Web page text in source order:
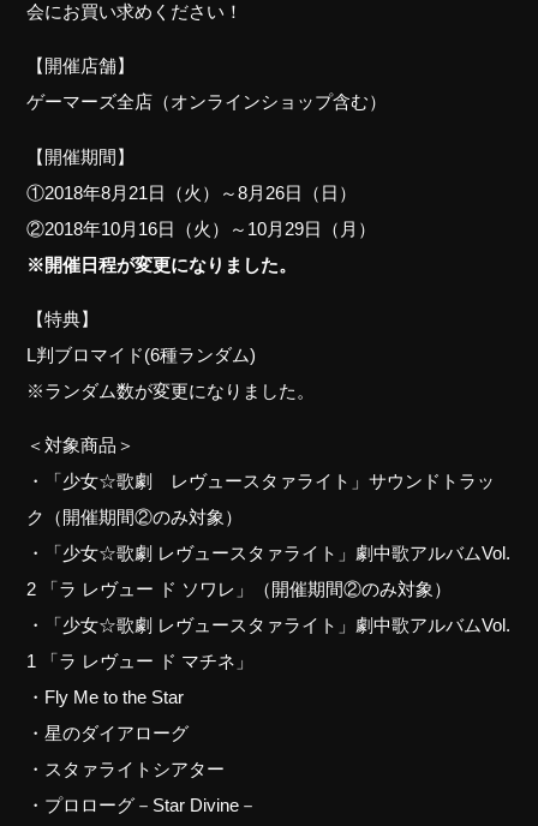
会にお買い求めください！
【開催店舗】
ゲーマーズ全店（オンラインショップ含む）
【開催期間】
①2018年8月21日（火）～8月26日（日）
②2018年10月16日（火）～10月29日（月）
※開催日程が変更になりました。
【特典】
L判ブロマイド(6種ランダム)
※ランダム数が変更になりました。
＜対象商品＞
・「少女☆歌劇 レヴュースタァライト」サウンドトラッ
ク（開催期間②のみ対象）
・「少女☆歌劇 レヴュースタァライト」劇中歌アルバムVol.
2 「ラ レヴュー ド ソワレ」（開催期間②のみ対象）
・「少女☆歌劇 レヴュースタァライト」劇中歌アルバムVol.
1 「ラ レヴュー ド マチネ」
・Fly Me to the Star
・星のダイアローグ
・スタァライトシアター
・プロローグ－Star Divine－